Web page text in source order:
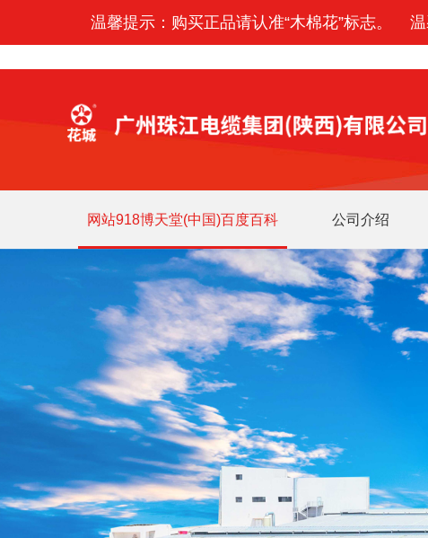
温馨提示：购买正品请认准“木棉花”标志。
网站918博天堂(中国)百度百科 公司介绍